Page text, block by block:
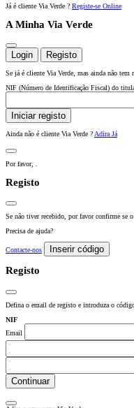
Já é cliente Via Verde ? Registe-se Online
A Minha Via Verde
Login Registo
Se já é cliente Via Verde, mas ainda não tem
NIF (Número de Identificação Fiscal) do
Iniciar registo
Ainda não é cliente Via Verde ? Adira Já
Por favor,
Registo
Se não tiver recebido, por favor confirme se o
Precisa de ajuda?
Contacte-nos Inserir código
Registo
Defina o email de registo e introduza o
NIF
Email
Continuar